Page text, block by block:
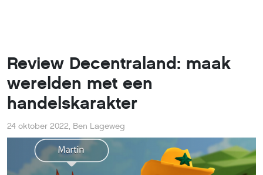
Review Decentraland: maak
werelden met een
handelskarakter
24 oktober 2022, Ben Lageweg